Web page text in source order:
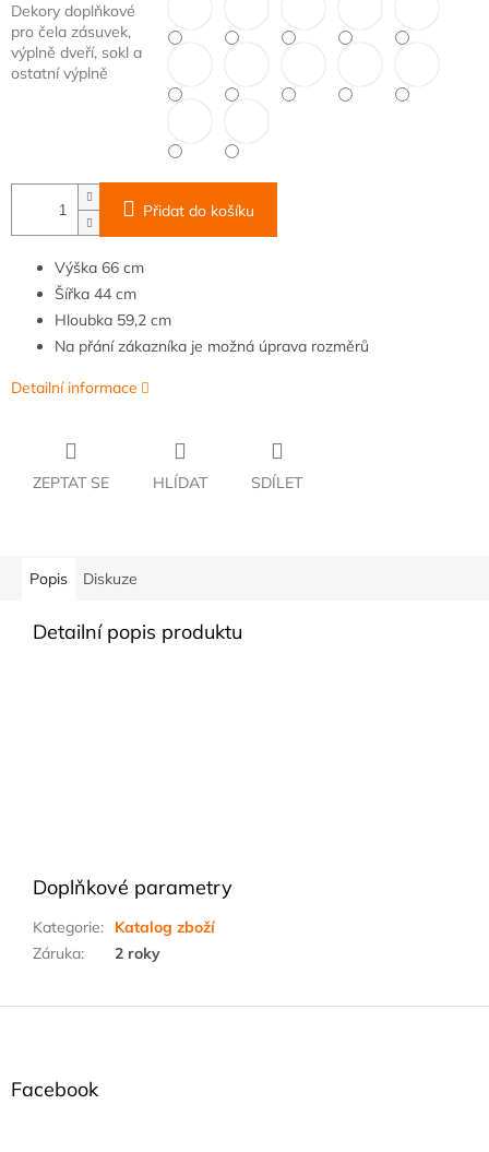
Dekory doplňkové
pro čela zásuvek,
výplně dveří, sokl a
ostatní výplně
Přidat do košíku
Výška 66 cm
Šířka 44 cm
Hloubka 59,2 cm
Na přání zákazníka je možná úprava rozměrů
Detailní informace
ZEPTAT SE HLÍDAT SDÍLET
Popis Diskuze
Detailní popis produktu
Doplňkové parametry
Kategorie:
Katalog zboží
Záruka: 2 roky
Z
Facebook